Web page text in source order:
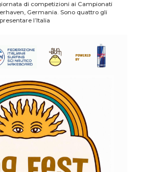
di competizioni ai Campionati
Germania. Sono quattro gli
l’Italia